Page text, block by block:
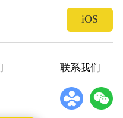
iOS
联系我们